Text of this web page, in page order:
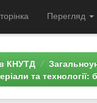
Перегляд
КНУТД
та